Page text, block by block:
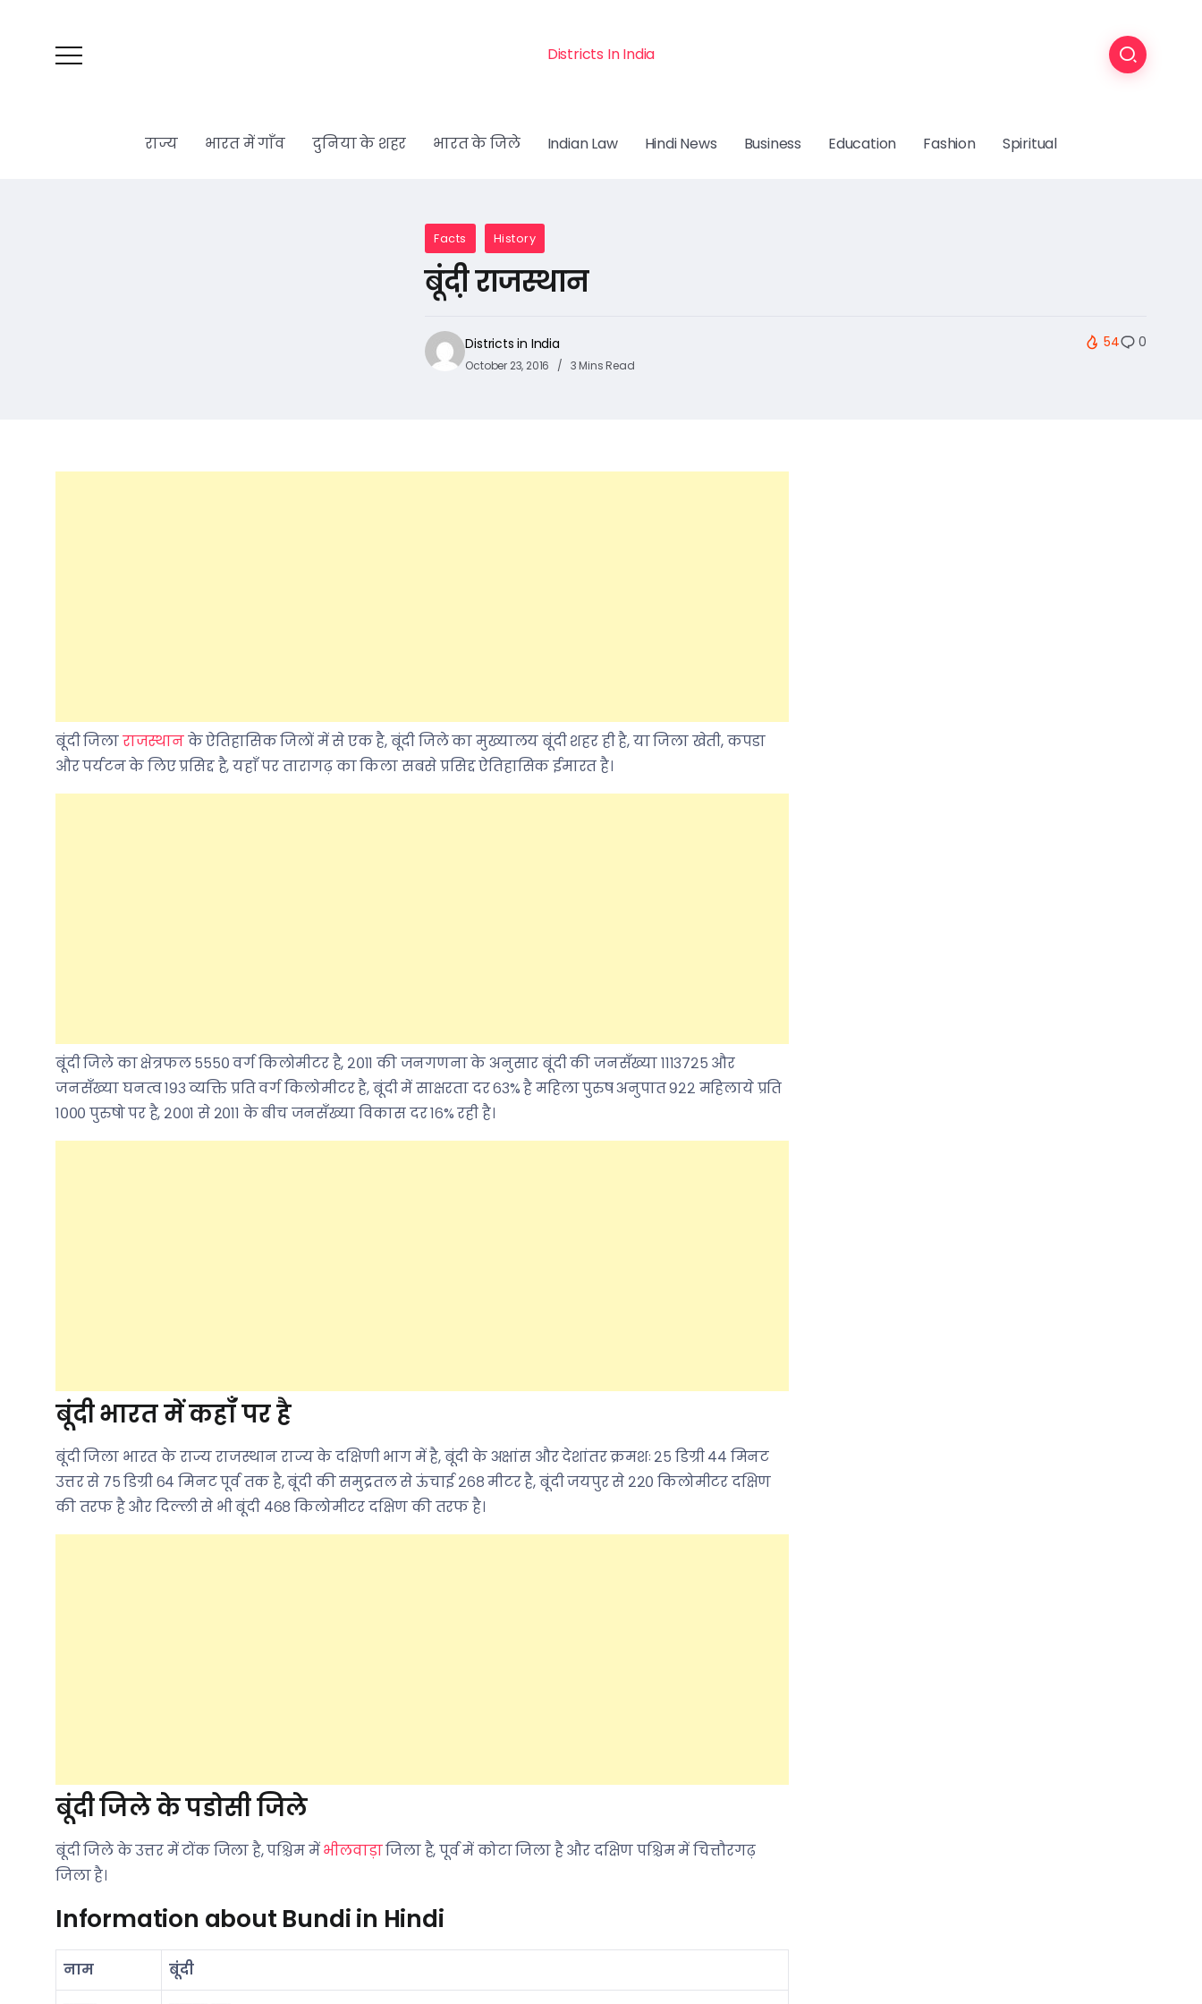
Districts In India
राज्य भारत में गाँव दुनिया के शहर भारत के जिले Indian Law Hindi News Business Education Fashion Spiritual
Facts History
बूंदी़ राजस्थान
Districts in India
October 23, 2016 3 Mins Read
54 0
बूंदी जिलाराजस्थानके ऐतिहासिक जिलों में से एक है, बूंदी जिले का मुख्यालय बूंदी शहर ही है, या जिला खेती, कपडा
और पर्यटन के लिए प्रसिद्द है, यहाँ पर तारागढ़ का किला सबसे प्रसिद्द ऐतिहासिक ईमारत है।
बूंदी जिले का क्षेत्रफल ५५५० वर्ग किलोमीटर है, २०११ की जनगणना के अनुसार बूंदी की जनसँख्या १११३७२५ और
जनसँख्या घनत्व १९३ व्यक्ति प्रति वर्ग किलोमीटर है, बूंदी में साक्षरता दर ६३% है महिला पुरुष अनुपात ९२२ महिलाये प्रति
१००० पुरुषो पर है, २००१ से २०११ के बीच जनसँख्या विकास दर १६% रही है।
बूंदी भारत में कहाँ पर है
बूंदी जिला भारत के राज्य राजस्थान राज्य के दक्षिणी भाग में है, बूंदी के अक्षांस और देशांतर क्रमशः २५ डिग्री ४४ मिनट
उत्तर से ७५ डिग्री ६४ मिनट पूर्व तक है, बूंदी की समुद्रतल से ऊंचाई २६८ मीटर है, बूंदी जयपुर से २२० किलोमीटर दक्षिण
की तरफ है और दिल्ली से भी बूंदी ४६८ किलोमीटर दक्षिण की तरफ है।
बूंदी जिले के पडोसी जिले
बूंदी जिले के उत्तर में टोंक जिला है, पश्चिम मेंभीलवाड़ाजिला है, पूर्व में कोटा जिला है और दक्षिण पश्चिम में चित्तौरगढ़
जिला है।
Information about Bundi in Hindi
नाम
बूंदी